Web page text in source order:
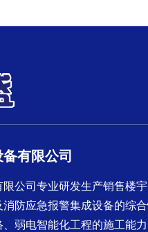
有限公司
公司专业研发生产销售楼
防应急报警集成设备的综
弱电智能化工程的施工能力